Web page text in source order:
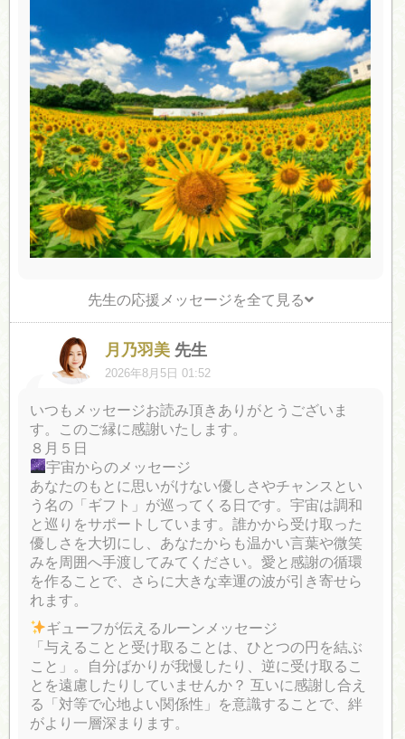
先生の応援メッセージを全て見る
月乃羽美 先生
2026年8月5日 01:52
いつもメッセージお読み頂きありがとうございま
す。このご縁に感謝いたします。
８月５日
宇宙からのメッセージ
あなたのもとに思いがけない優しさやチャンスとい
う名の「ギフト」が巡ってくる日です。宇宙は調和
と巡りをサポートしています。誰かから受け取った
優しさを大切にし、あなたからも温かい言葉や微笑
みを周囲へ手渡してみてください。愛と感謝の循環
を作ることで、さらに大きな幸運の波が引き寄せら
れます。
ギューフが伝えるルーンメッセージ
「与えることと受け取ることは、ひとつの円を結ぶ
こと」。自分ばかりが我慢したり、逆に受け取るこ
とを遠慮したりしていませんか？ 互いに感謝し合え
る「対等で心地よい関係性」を意識することで、絆
がより一層深まります。